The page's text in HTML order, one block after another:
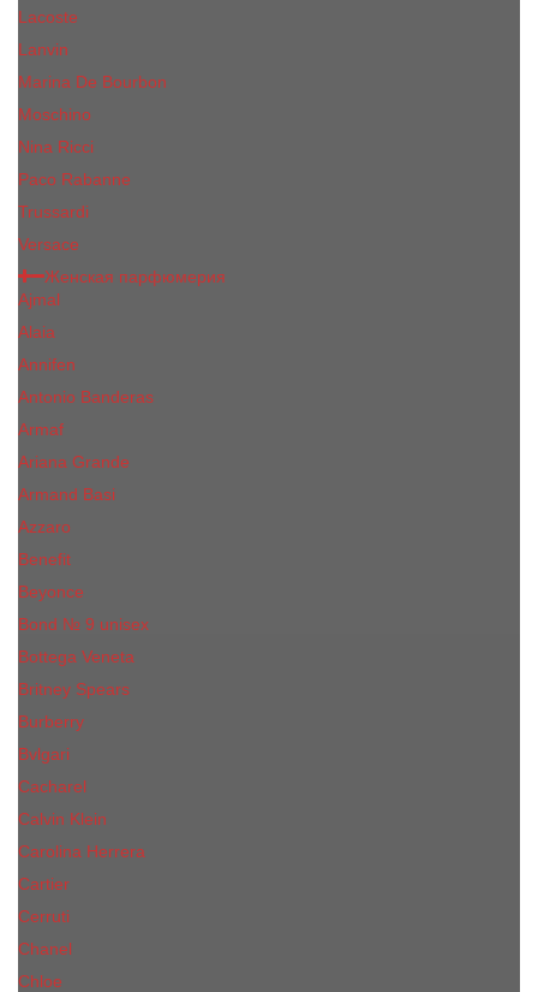
Lacoste
Lanvin
Marina De Bourbon
Moschino
Nina Ricci
Paco Rabanne
Trussardi
Versace
Женская парфюмерия
Ajmal
Alaia
Annifen
Antonio Banderas
Armaf
Ariana Grande
Armand Basi
Azzaro
Benefit
Beyonce
Bond № 9 unisex
Bottega Veneta
Britney Spears
Burberry
Bvlgari
Cacharel
Calvin Klein
Carolina Herrera
Cartier
Cerruti
Сhanеl
Chloe